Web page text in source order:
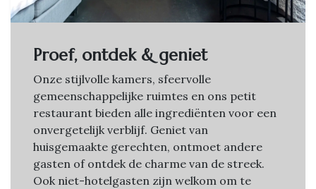
Proef, ontdek & geniet
Onze stijlvolle kamers, sfeervolle
gemeenschappelijke ruimtes en ons petit
restaurant bieden alle ingrediënten voor een
onvergetelijk verblijf. Geniet van
huisgemaakte gerechten, ontmoet andere
gasten of ontdek de charme van de streek.
Ook niet-hotelgasten zijn welkom om te